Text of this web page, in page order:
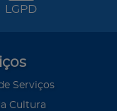
LGPD
Serviços
Cultura